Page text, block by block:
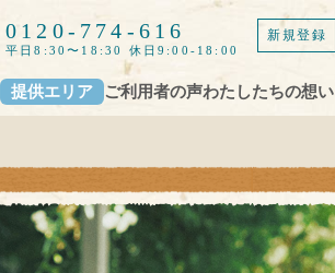
0120-774-616
平日8:30〜18:30 休日9:00-18:00
新規登録
提供エリア ご利用者の声わたしたちの想い